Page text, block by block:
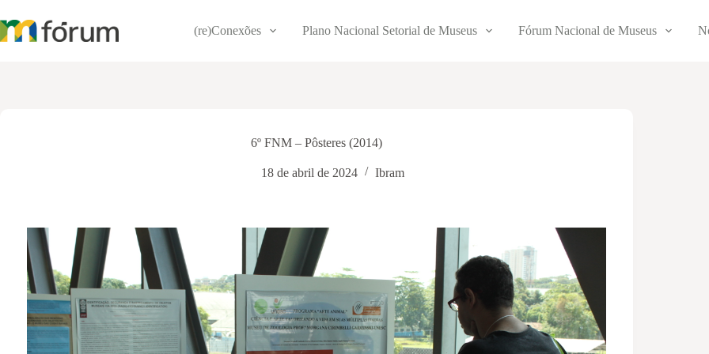
para
o
(re)Conexões Plano Nacional Setorial de Museus Fórum Nacional de Museus
6º FNM – Pôsteres (2014)
18 de abril de 2024 Ibram